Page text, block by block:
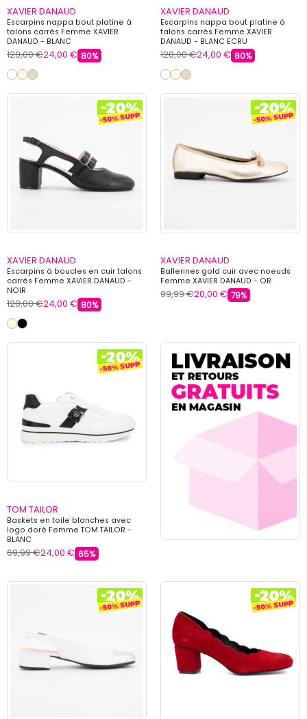
XAVIER DANAUD
Escarpins nappa bout platine à
talons carrés Femme XAVIER
DANAUD - BLANC
120,00 €24,00 € 80%
XAVIER DANAUD
Escarpins nappa bout platine à
talons carrés Femme XAVIER
DANAUD - BLANC ECRU
120,00 €24,00 € 80%
XAVIER DANAUD
Escarpins à boucles en cuir talons
carrés Femme XAVIER DANAUD -
NOIR
120,00 €24,00 € 80%
XAVIER DANAUD
Ballerines gold cuir avec noeuds
Femme XAVIER DANAUD - OR
99,99 €20,00 € 79%
TOM TAILOR
Baskets en toile blanches avec
logo doré Femme TOM TAILOR -
BLANC
69,99 €24,00 € 65%